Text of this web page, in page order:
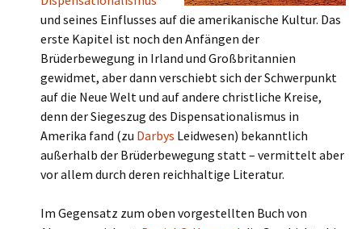
und seines Einflusses auf die amerikanische Kultur. Das
erste Kapitel ist noch den Anfängen der
Brüderbewegung in Irland und Großbritannien
gewidmet, aber dann verschiebt sich der Schwerpunkt
auf die Neue Welt und auf andere christliche Kreise,
denn der Siegeszug des Dispensationalismus in
Amerika fand (zu Darbys Leidwesen) bekanntlich
außerhalb der Brüderbewegung statt – vermittelt aber
vor allem durch deren reichhaltige Literatur.
Im Gegensatz zum oben vorgestellten Buch von